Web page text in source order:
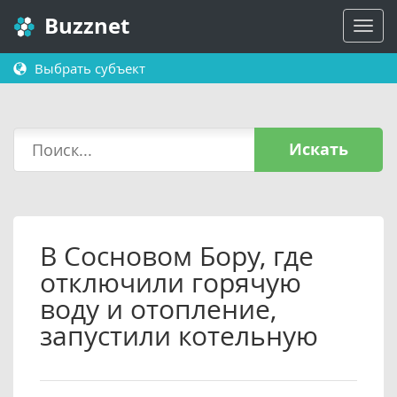
Buzznet
Выбрать субъект
Искать
В Сосновом Бору, где
отключили горячую
воду и отопление,
запустили котельную